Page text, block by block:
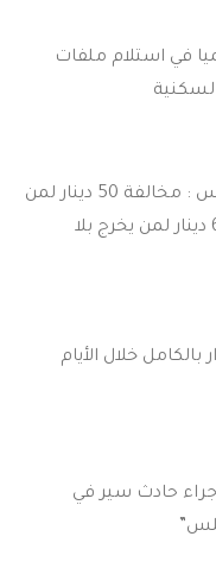
في استلام ملفات
زائف: “شرطة #طرابلس : مخالفة 50 دينار لمن
لا يلبس الحزام و 6000 دينار لمن يخرج بلا
بالكامل خلال الأيام
3 سيدات جراء حادث سير في